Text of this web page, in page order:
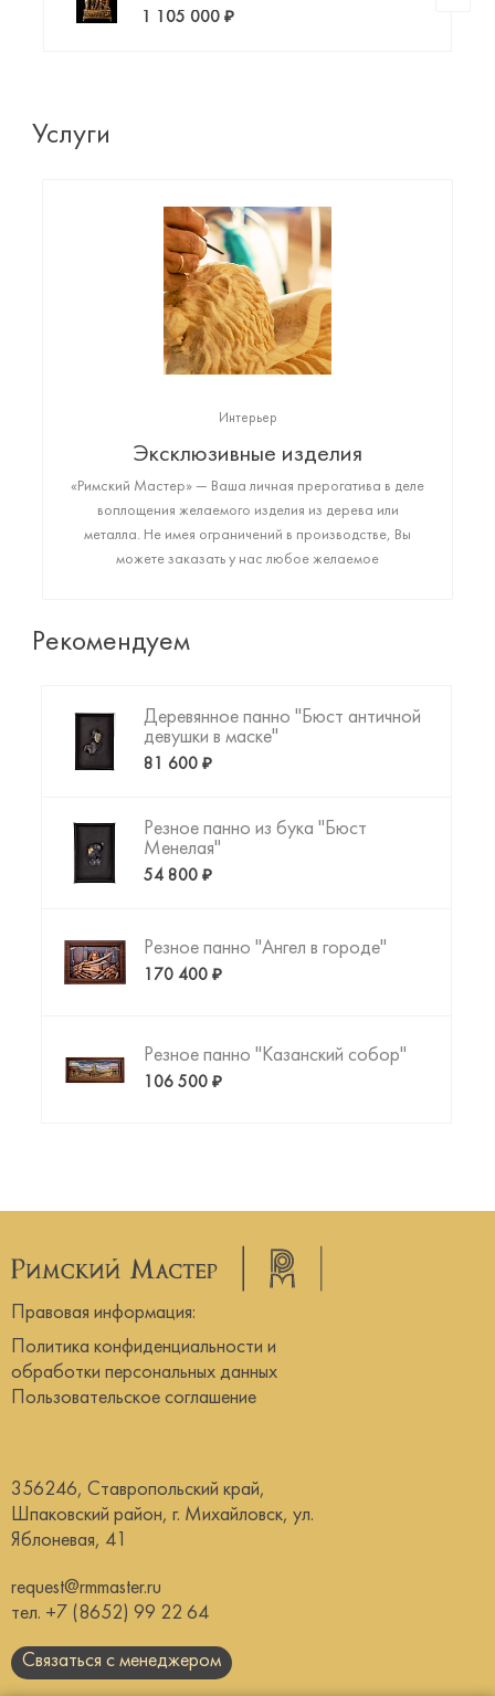
1 105 000 ₽
Услуги
Интерьер
Эксклюзивные изделия
«Римский Мастер» — Ваша личная прерогатива в деле
воплощения желаемого изделия из дерева или
металла. Не имея ограничений в производстве, Вы
можете заказать у нас любое желаемое
Рекомендуем
Деревянное панно "Бюст античной
девушки в маске"
81 600 ₽
Резное панно из бука "Бюст
Менелая"
54 800 ₽
Резное панно "Ангел в городе"
170 400 ₽
Резное панно "Казанский собор"
106 500 ₽
Правовая информация:
Политика конфиденциальности и
обработки персональных данных
Пользовательское соглашение
356246, Ставропольский край,
Шпаковский район, г. Михайловск, ул.
Яблоневая, 41
request@rmmaster.ru
тел. +7 (8652) 99 22 64
Связаться с менеджером